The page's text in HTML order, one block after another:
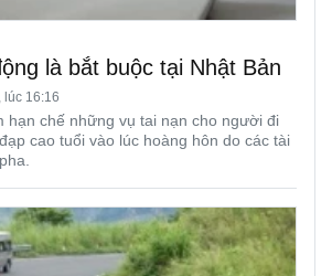
là bắt buộc tại Nhật Bản
lúc 16:16
hạn chế những vụ tai nạn cho người đi
cao tuổi vào lúc hoàng hôn do các tài